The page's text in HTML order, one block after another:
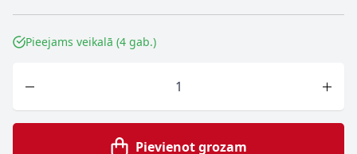
Pieejams veikalā (4 gab.)
Pievienot grozam